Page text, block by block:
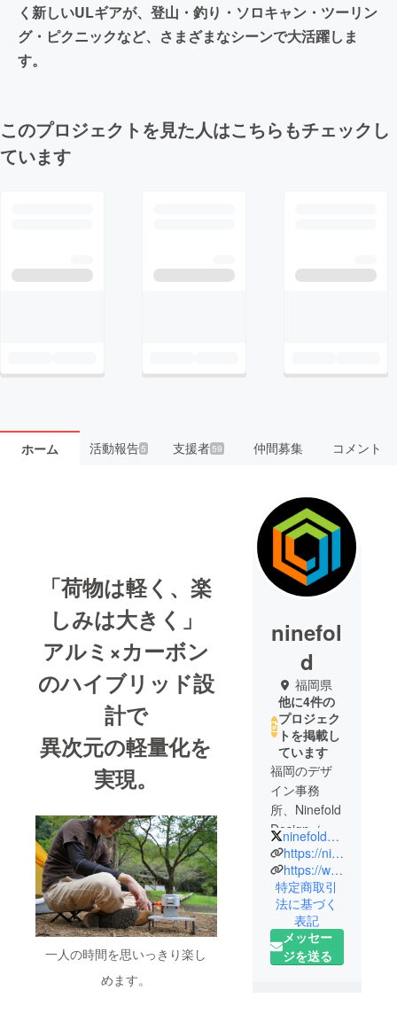
く新しいULギアが、登山・釣り・ソロキャン・ツーリン
グ・ピクニックなど、さまざまなシーンで大活躍しま
す。
このプロジェクトを見た人はこちらもチェックし
ています
ホーム 活動報告5 支援者59 仲間募集 コメント
「荷物は軽く、楽
しみは大きく」
アルミ×カーボン
のハイブリッド設
計で
異次元の軽量化を
実現。
一人の時間を思いっきり楽し
めます。
ninefol
d
福岡県
他に4件の
プロジェク
トを掲載し
ています
福岡のデザ
イン事務
所、Ninefold
Design（ナ
インフォウ
ルドデザイ
ン）です。
私たちはア
ウトドアギ
ア専門の
ULX（ユーエ
ninefold999
https://ninefold.jp/
https://www.instagram.com/ninefold999/
特定商取引
法に基づく
表記
メッセー
ジを送る